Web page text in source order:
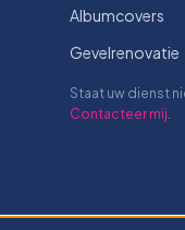
Albumcovers
Gevelrenovatie
Staat uw dienst
Contacteer mij.